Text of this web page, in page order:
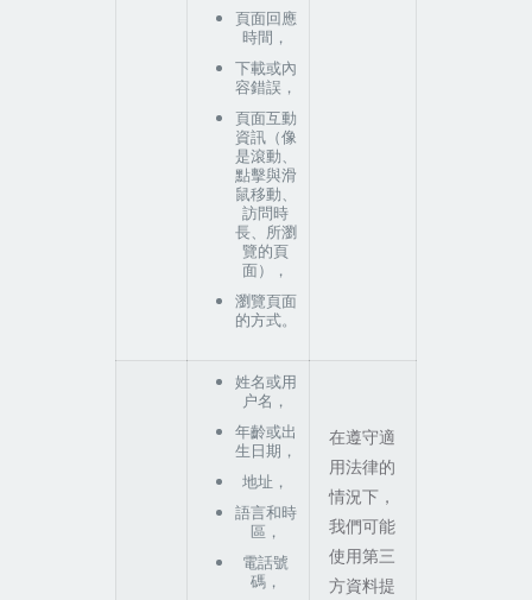
頁面回應
時間，
下載或內
容錯誤，
頁面互動
資訊（像
是滾動、
點擊與滑
鼠移動、
訪問時
長、所瀏
覽的頁
面），
瀏覽頁面
的方式。
姓名或用
户名，
年齡或出
生日期，
地址，
語言和時
區，
電話號
碼，
在遵守適
用法律的
情況下，
我們可能
使用第三
方資料提